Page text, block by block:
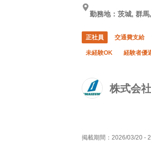
株式会
勤務地：茨城, 群馬
正社員 交通費支給
未経験OK 経験者優
掲載期間： 2026/03/20 -